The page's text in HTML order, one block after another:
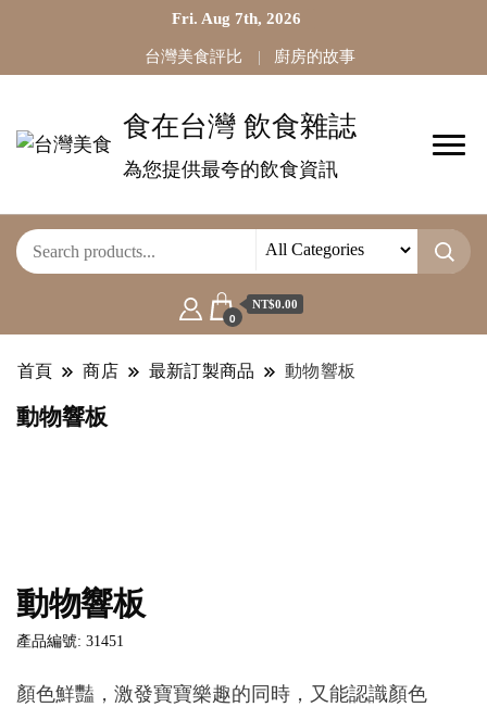
Fri. Aug 7th, 2026
台灣美食評比 廚房的故事
食在台灣 飲食雜誌
為您提供最夸的飲食資訊
0
NT$0.00
首頁 商店 最新訂製商品 動物響板
動物響板
動物響板
產品編號: 31451
顏色鮮豔，激發寶寶樂趣的同時，又能認識顏色